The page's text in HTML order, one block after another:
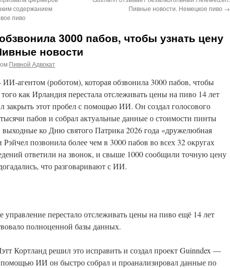
содержанием
пиво
Пивные новости. Немецкое пиво →
3000 пабов, чтобы узнать цену
новости
Пивной Адвокат
агентом (роботом), которая обзвонила 3000 пабов, чтобы
как Ирландия перестала отслеживать цены на пиво 14 лет
закрыть этот пробел с помощью ИИ. Он создал голосового
пабов и собрал актуальные данные о стоимости пинты
выходные ко Дню святого Патрика 2026 года «дружелюбная
позвонила более чем в 3000 пабов во всех 32 округах
ответили на звонок, и свыше 1000 сообщили точную цену
что разговаривают с ИИ.
управление перестало отслеживать цены на пиво ещё 14 лет
полноценной базы данных.
Кортланд решил это исправить и создал проект Guinndex —
ИИ он быстро собрал и проанализировал данные по